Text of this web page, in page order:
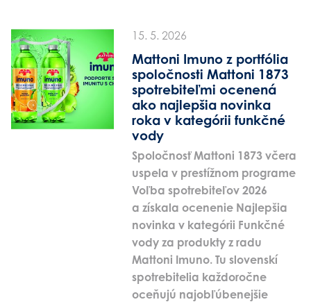
15. 5. 2026
Mattoni Imuno z portfólia
spoločnosti Mattoni 1873
spotrebiteľmi ocenená
ako najlepšia novinka
roka v kategórii funkčné
vody
Spoločnosť Mattoni 1873 včera
uspela v prestížnom programe
Voľba spotrebiteľov 2026
a získala ocenenie Najlepšia
novinka v kategórii Funkčné
vody za produkty z radu
Mattoni Imuno. Tu slovenskí
spotrebitelia každoročne
oceňujú najobľúbenejšie